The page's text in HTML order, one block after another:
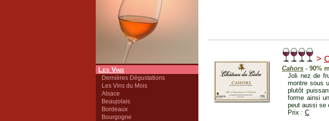
Les Vins
Dernières Dégustations
Les Vins du Mois
Alsace
Beaujolais
Bordeaux
Bourgogne
>
Cahors - 90%
Joli nez de
montre sous
plutôt
forme ainsi
peut aussi se
Prix : C